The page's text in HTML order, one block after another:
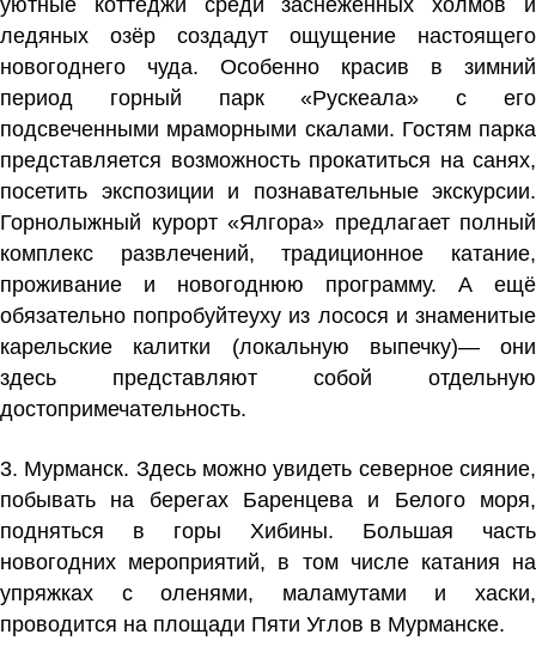
уютные коттеджи среди заснеженных холмов и
ледяных озёр создадут ощущение настоящего
новогоднего чуда. Особенно красив в зимний
период горный парк «Рускеала» с его
подсвеченными мраморными скалами. Гостям парка
представляется возможность прокатиться на санях,
посетить экспозиции и познавательные экскурсии.
Горнолыжный курорт «Ялгора» предлагает полный
комплекс развлечений, традиционное катание,
проживание и новогоднюю программу. А ещё
обязательно попробуйтеуху из лосося и знаменитые
карельские калитки (локальную выпечку)— они
здесь представляют собой отдельную
достопримечательность.
3. Мурманск. Здесь можно увидеть северное сияние,
побывать на берегах Баренцева и Белого моря,
подняться в горы Хибины. Большая часть
новогодних мероприятий, в том числе катания на
упряжках с оленями, маламутами и хаски,
проводится на площади Пяти Углов в Мурманске.